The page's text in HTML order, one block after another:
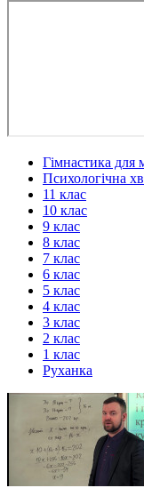
Гімнастика для
Психологічна
11 клас
10 клас
9 клас
8 клас
7 клас
6 клас
5 клас
4 клас
3 клас
2 клас
1 клас
Руханка